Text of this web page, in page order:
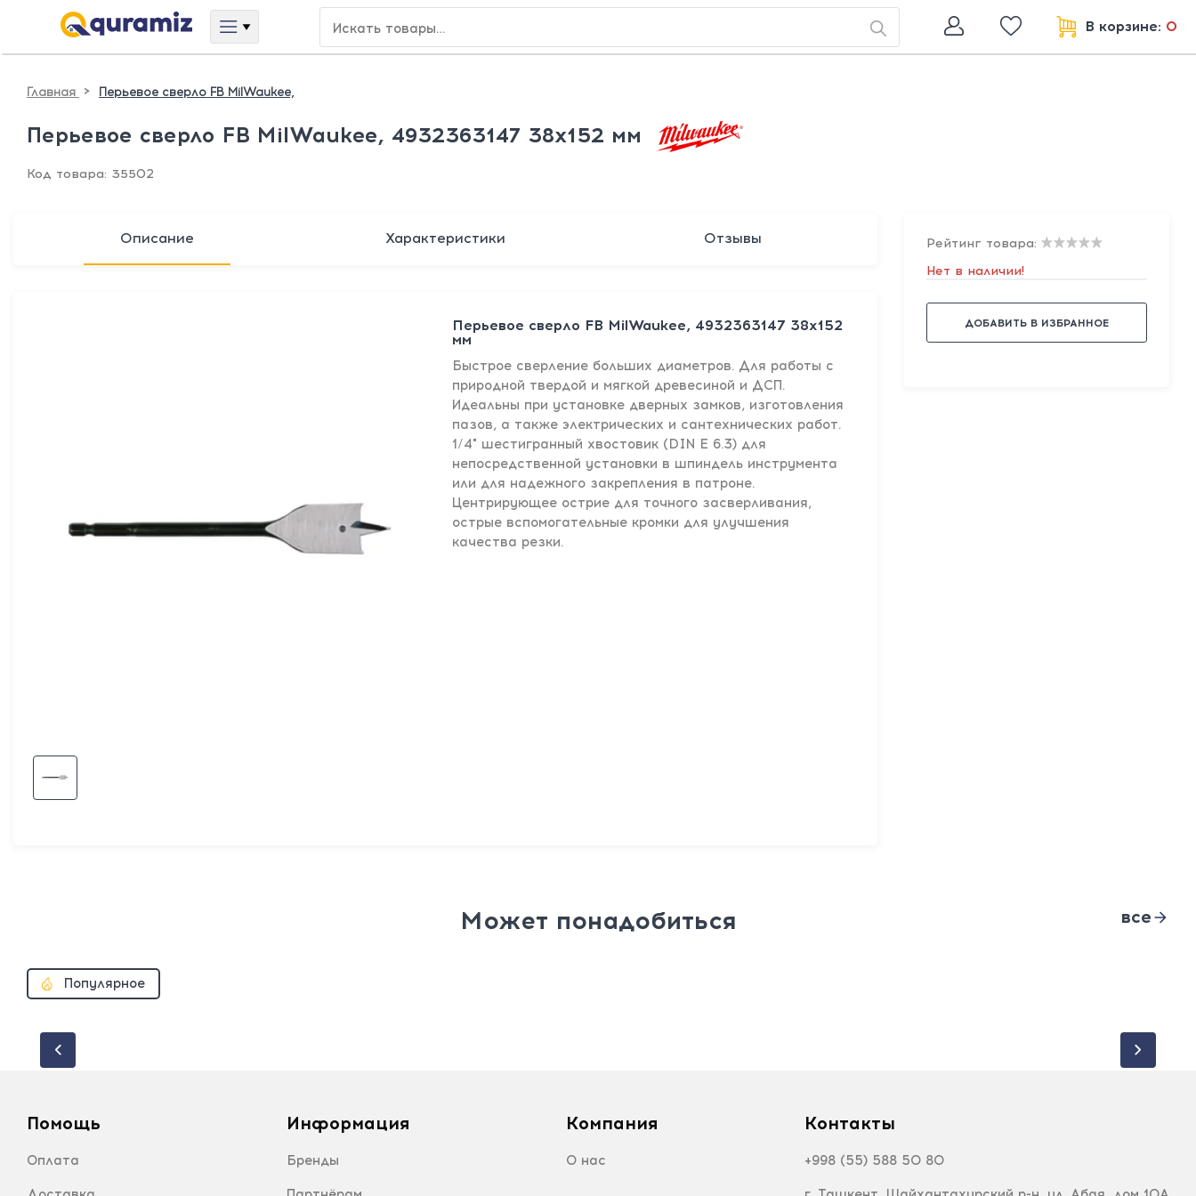
В корзине: 0
Главная > Перьевое сверло FB MilWaukee,
Перьевое сверло FB MilWaukee, 4932363147 38х152 мм
Код товара: 35502
Описание Характеристики Отзывы
Перьевое сверло FB MilWaukee, 4932363147 38х152
мм
Быстрое сверление больших диаметров. Для работы с
природной твердой и мягкой древесиной и ДСП.
Идеальны при установке дверных замков, изготовления
пазов, а также электрических и сантехнических работ.
1/4" шестигранный хвостовик (DIN E 6.3) для
непосредственной установки в шпиндель инструмента
или для надежного закрепления в патроне.
Центрирующее острие для точного засверливания,
острые вспомогательные кромки для улучшения
качества резки.
Рейтинг товара:
Нет в наличии!
ДОБАВИТЬ В ИЗБРАННОЕ
Может понадобиться все
Популярное
Помощь
Оплата
Информация
Бренды
Компания
О нас
Контакты
+998 (55) 588 50 80